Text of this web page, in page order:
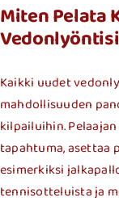
Miten Pelata
Kaikki uudet
mahdollisuuden
kilpailuihin.
tapahtuma, asettaa
esimerkiksi
tennisotteluista ja